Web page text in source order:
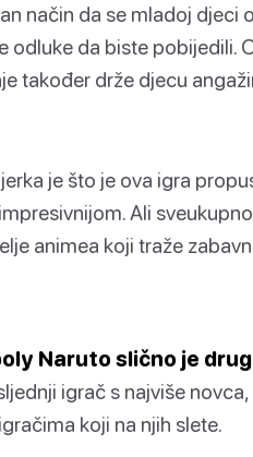
način da se mladoj
odluke da biste pobijedili.
također drže djecu
je što je ova igra
Ali
animea koji traže
Naruto slično je
igrač s najviše
koji na njih slete.